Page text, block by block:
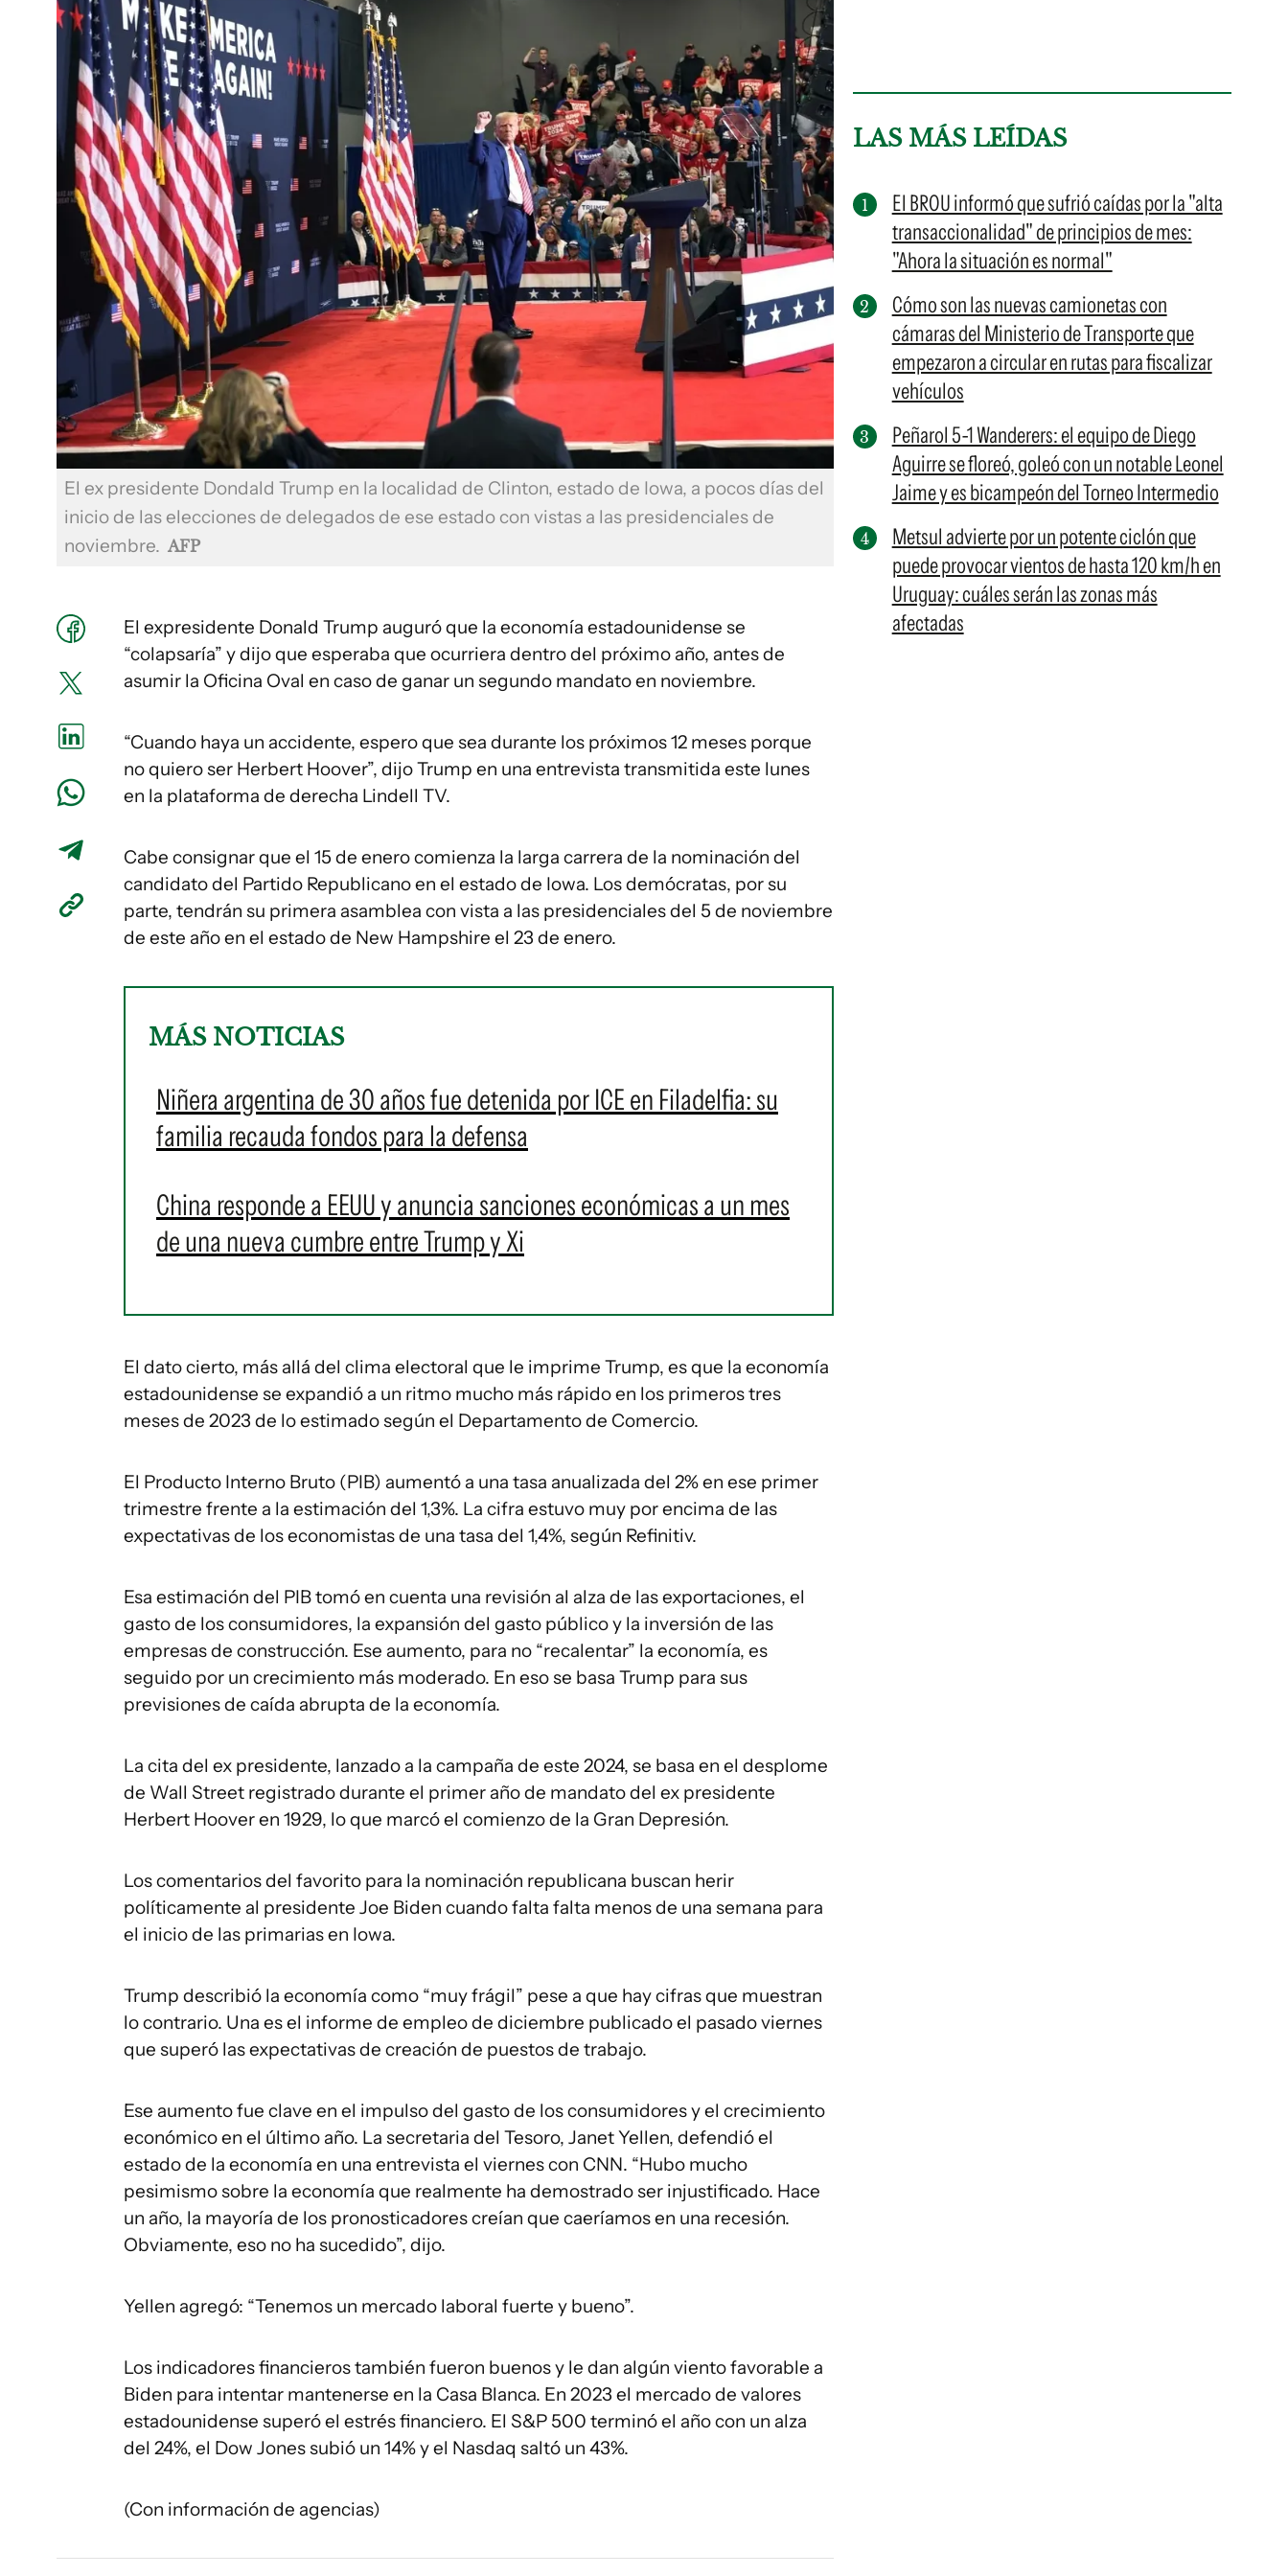
El ex presidente Dondald Trump en la localidad de Clinton, estado de Iowa, a pocos días del
inicio de las elecciones de delegados de ese estado con vistas a las presidenciales de
noviembre. AFP
El expresidente Donald Trump auguró que la economía estadounidense se
“colapsaría” y dijo que esperaba que ocurriera dentro del próximo año, antes de
asumir la Oficina Oval en caso de ganar un segundo mandato en noviembre.
“Cuando haya un accidente, espero que sea durante los próximos 12 meses porque
no quiero ser Herbert Hoover”, dijo Trump en una entrevista transmitida este lunes
en la plataforma de derecha Lindell TV.
Cabe consignar que el 15 de enero comienza la larga carrera de la nominación del
candidato del Partido Republicano en el estado de Iowa. Los demócratas, por su
parte, tendrán su primera asamblea con vista a las presidenciales del 5 de noviembre
de este año en el estado de New Hampshire el 23 de enero.
MÁS NOTICIAS
Niñera argentina de 30 años fue detenida por ICE en Filadelfia: su
familia recauda fondos para la defensa
China responde a EEUU y anuncia sanciones económicas a un mes
de una nueva cumbre entre Trump y Xi
El dato cierto, más allá del clima electoral que le imprime Trump, es que la economía
estadounidense se expandió a un ritmo mucho más rápido en los primeros tres
meses de 2023 de lo estimado según el Departamento de Comercio.
El Producto Interno Bruto (PIB) aumentó a una tasa anualizada del 2% en ese primer
trimestre frente a la estimación del 1,3%. La cifra estuvo muy por encima de las
expectativas de los economistas de una tasa del 1,4%, según Refinitiv.
Esa estimación del PIB tomó en cuenta una revisión al alza de las exportaciones, el
gasto de los consumidores, la expansión del gasto público y la inversión de las
empresas de construcción. Ese aumento, para no “recalentar” la economía, es
seguido por un crecimiento más moderado. En eso se basa Trump para sus
previsiones de caída abrupta de la economía.
La cita del ex presidente, lanzado a la campaña de este 2024, se basa en el desplome
de Wall Street registrado durante el primer año de mandato del ex presidente
Herbert Hoover en 1929, lo que marcó el comienzo de la Gran Depresión.
Los comentarios del favorito para la nominación republicana buscan herir
políticamente al presidente Joe Biden cuando falta falta menos de una semana para
el inicio de las primarias en Iowa.
Trump describió la economía como “muy frágil” pese a que hay cifras que muestran
lo contrario. Una es el informe de empleo de diciembre publicado el pasado viernes
que superó las expectativas de creación de puestos de trabajo.
Ese aumento fue clave en el impulso del gasto de los consumidores y el crecimiento
económico en el último año. La secretaria del Tesoro, Janet Yellen, defendió el
estado de la economía en una entrevista el viernes con CNN. “Hubo mucho
pesimismo sobre la economía que realmente ha demostrado ser injustificado. Hace
un año, la mayoría de los pronosticadores creían que caeríamos en una recesión.
Obviamente, eso no ha sucedido”, dijo.
Yellen agregó: “Tenemos un mercado laboral fuerte y bueno”.
Los indicadores financieros también fueron buenos y le dan algún viento favorable a
Biden para intentar mantenerse en la Casa Blanca. En 2023 el mercado de valores
estadounidense superó el estrés financiero. El S&P 500 terminó el año con un alza
del 24%, el Dow Jones subió un 14% y el Nasdaq saltó un 43%.
(Con información de agencias)
LAS MÁS LEÍDAS
El BROU informó que sufrió caídas por la "alta
transaccionalidad" de principios de mes:
"Ahora la situación es normal"
Cómo son las nuevas camionetas con
cámaras del Ministerio de Transporte que
empezaron a circular en rutas para fiscalizar
vehículos
Peñarol 5-1 Wanderers: el equipo de Diego
Aguirre se floreó, goleó con un notable Leonel
Jaime y es bicampeón del Torneo Intermedio
Metsul advierte por un potente ciclón que
puede provocar vientos de hasta 120 km/h en
Uruguay: cuáles serán las zonas más
afectadas